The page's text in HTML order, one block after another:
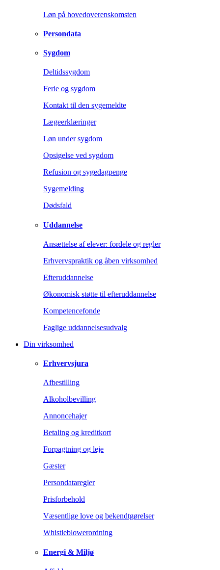
Løn på hovedoverenskomsten
Persondata
Sygdom
Deltidssygdom
Ferie og sygdom
Kontakt til den sygemeldte
Lægeerklæringer
Løn under sygdom
Opsigelse ved sygdom
Refusion og sygedagpenge
Sygemelding
Dødsfald
Uddannelse
Ansættelse af elever: fordele og regler
Erhvervspraktik og åben virksomhed
Efteruddannelse
Økonomisk støtte til efteruddannelse
Kompetencefonde
Faglige uddannelsesudvalg
Din virksomhed
Erhvervsjura
Afbestilling
Alkoholbevilling
Annoncehajer
Betaling og kreditkort
Forpagtning og leje
Gæster
Persondataregler
Prisforbehold
Væsentlige love og bekendtgørelser
Whistleblowerordning
Energi & Miljø